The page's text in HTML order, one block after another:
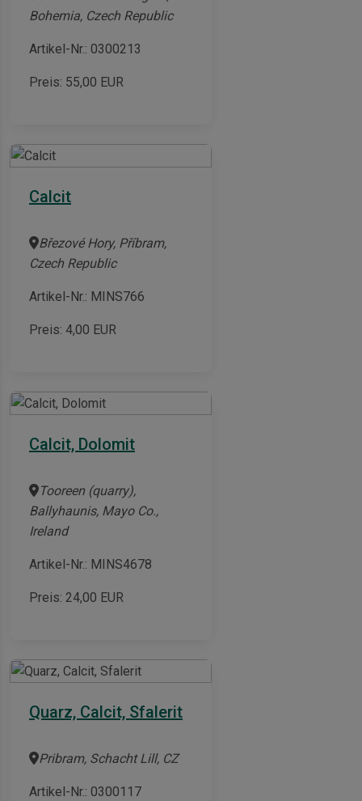
Bohemia, Czech Republic
Artikel-Nr.: 0300213
Preis: 55,00 EUR
Calcit
Březové Hory, Příbram,
Czech Republic
Artikel-Nr.: MINS766
Preis: 4,00 EUR
Calcit, Dolomit
Tooreen (quarry),
Ballyhaunis, Mayo Co.,
Ireland
Artikel-Nr.: MINS4678
Preis: 24,00 EUR
Quarz, Calcit, Sfalerit
Pribram, Schacht Lill, CZ
Artikel-Nr.: 0300117